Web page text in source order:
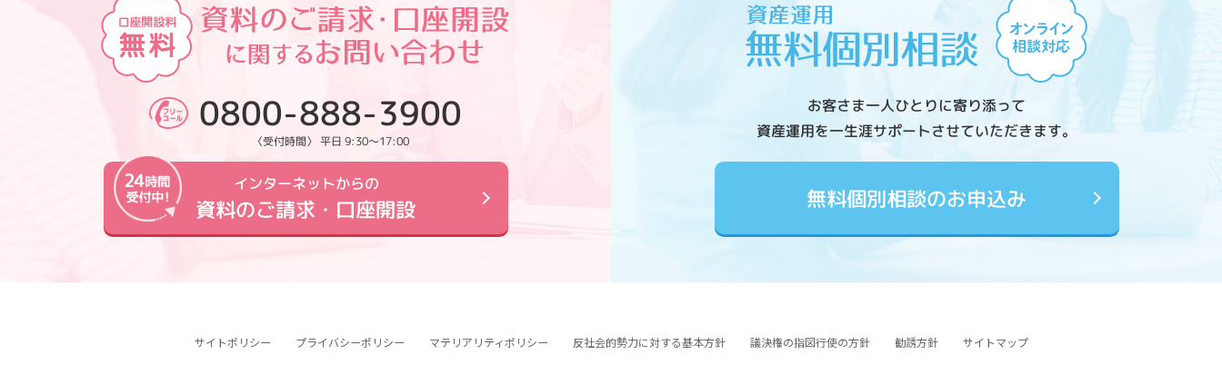
0800-888-3900
〈受付時間〉 平日 9:30～17:00
インターネットからの
資料のご請求・口座開設
お客さま一人ひとりに寄り添って
資産運用を一生涯サポートさせていただきます。
無料個別相談のお申込み
サイトポリシー プライバシーポリシー マテリアリティポリシー 反社会的勢力に対する基本方針 議決権の指図行使の方針 勧誘方針 サイトマップ